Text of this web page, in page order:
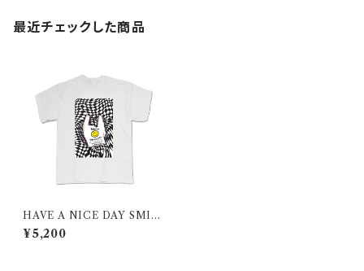
最近チェックした商品
HAVE A NICE DAY SMIL
E/ T-shirt
¥5,200